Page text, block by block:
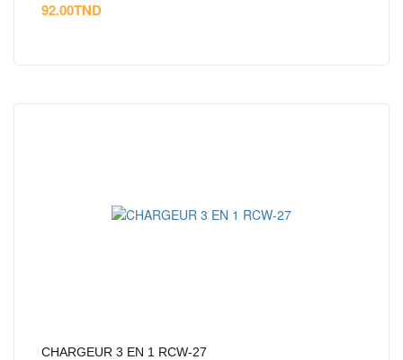
92.00TND
CHARGEUR 3 EN 1 RCW-27